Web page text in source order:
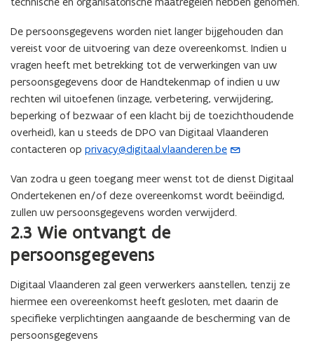
De persoonsgegevens worden niet langer bijgehouden dan
vereist voor de uitvoering van deze overeenkomst. Indien u
vragen heeft met betrekking tot de verwerkingen van uw
persoonsgegevens door de Handtekenmap of indien u uw
rechten wil uitoefenen (inzage, verbetering, verwijdering,
beperking of bezwaar of een klacht bij de toezichthoudende
overheid), kan u steeds de DPO van Digitaal Vlaanderen
contacteren op privacy@digitaal.vlaanderen.be
(
p
e
n
t
i
n
u
w
e
-
Van zodra u geen toegang meer wenst tot de dienst Digitaal
Ondertekenen en/of deze overeenkomst wordt beëindigd,
zullen uw persoonsgegevens worden verwijderd.
2.3 Wie ontvangt de
persoonsgegevens
Digitaal Vlaanderen zal geen verwerkers aanstellen, tenzij ze
hiermee een overeenkomst heeft gesloten, met daarin de
specifieke verplichtingen aangaande de bescherming van de
persoonsgegevens